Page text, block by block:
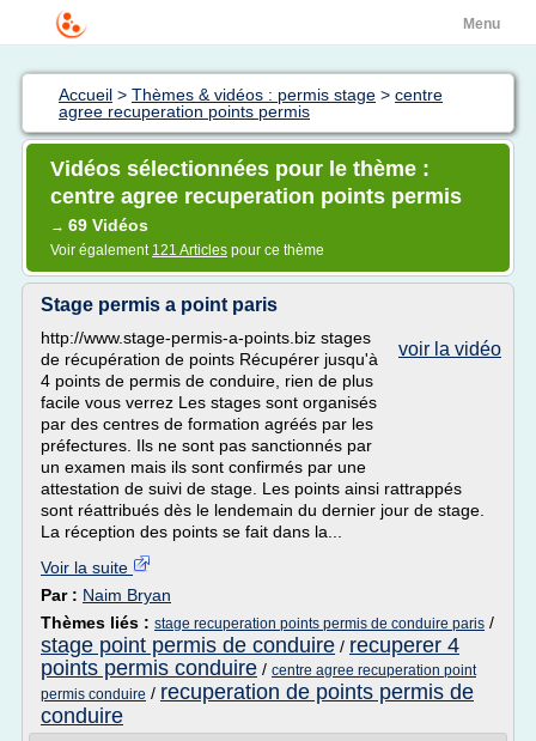
Menu
Accueil > Thèmes & vidéos : permis stage > centre
agree recuperation points permis
Vidéos sélectionnées pour le thème :
centre agree recuperation points permis
→ 69 Vidéos
Voir également 121 Articles pour ce thème
Stage permis a point paris
voir la vidéo
http://www.stage-permis-a-points.biz stages
de récupération de points Récupérer jusqu'à
4 points de permis de conduire, rien de plus
facile vous verrez Les stages sont organisés
par des centres de formation agréés par les
préfectures. Ils ne sont pas sanctionnés par
un examen mais ils sont confirmés par une
attestation de suivi de stage. Les points ainsi rattrappés
sont réattribués dès le lendemain du dernier jour de stage.
La réception des points se fait dans la...
Voir la suite
Par : Naim Bryan
Thèmes liés : stage recuperation points permis de conduire paris /
stage point permis de conduire / recuperer 4
points permis conduire / centre agree recuperation point
permis conduire / recuperation de points permis de
conduire